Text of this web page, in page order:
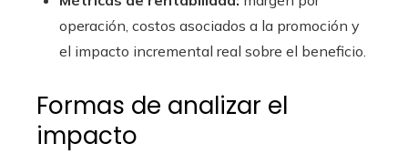
operación, costos asociados a la promoción y
el impacto incremental real sobre el beneficio.
Formas de analizar el
impacto